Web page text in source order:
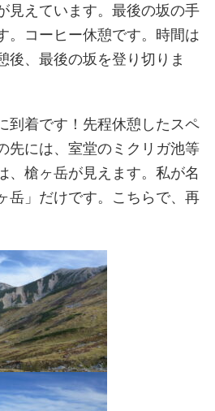
見えています。最後の坂の手
。コーヒー休憩です。時間は
後、最後の坂を登り切りま
到着です！先程休憩したスペ
先には、室堂のミクリガ池等
、槍ヶ岳が見えます。私が名
岳」だけです。こちらで、再